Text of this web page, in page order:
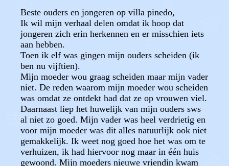
Beste ouders en jongeren op villa pinedo,
Ik wil mijn verhaal delen omdat ik hoop dat
jongeren zich erin herkennen en er misschien iets
aan hebben.
Toen ik elf was gingen mijn ouders scheiden (ik
ben nu vijftien).
Mijn moeder wou graag scheiden maar mijn vader
niet. De reden waarom mijn moeder wou scheiden
was omdat ze ontdekt had dat ze op vrouwen viel.
Daarnaast liep het huwelijk van mijn ouders sws
al niet zo goed. Mijn vader was heel verdrietig en
voor mijn moeder was dit alles natuurlijk ook niet
gemakkelijk. Ik weet nog goed hoe het was om te
verhuizen, ik had hiervoor nog maar in één huis
gewoond. Mijn moeders nieuwe vriendin kwam